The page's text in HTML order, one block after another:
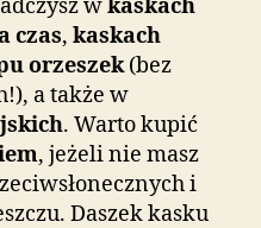
wkaskach
czas, kaskach
orzeszek(bez
a także w
. Warto kupić
, jeżeli nie masz
i
Daszek kasku